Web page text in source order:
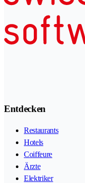
Entdecken
Restaurants
Hotels
Coiffeure
Ärzte
Elektriker